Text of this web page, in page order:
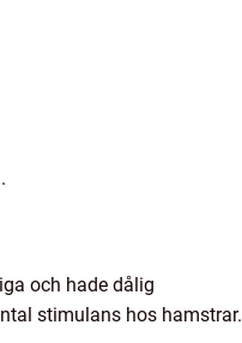
och hade dålig
stimulans hos hamstrar.